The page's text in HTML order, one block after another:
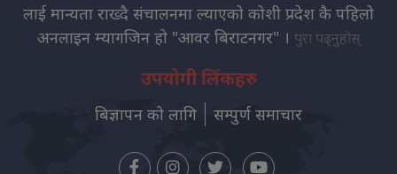
लाई मान्यता राख्दै संचालनमा ल्याएको कोशी प्रदेश कै पहिलो
अनलाइन म्यागजिन हो "आवर बिराटनगर" । पुरा पढ्नुहोस्
उपयोगी लिंकहरु
बिज्ञापन को लागि सम्पुर्ण समाचार